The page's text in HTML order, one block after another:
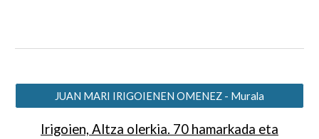
JUAN MARI IRIGOIENEN OMENEZ - Murala
Irigoien, Altza olerkia. 70 hamarkada eta